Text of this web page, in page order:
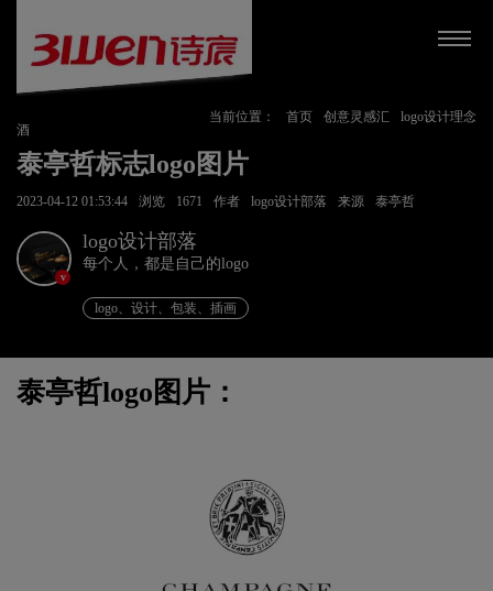
当前位置： 首页 创意灵感汇
logo设计理念
酒
泰亭哲标志logo图片
2023-04-12 01:53:44 浏览 1671 作者 logo设计部落 来源 泰亭哲
v
logo设计部落
每个人，都是自己的logo
logo、设计、包装、插画
泰亭哲logo图片：